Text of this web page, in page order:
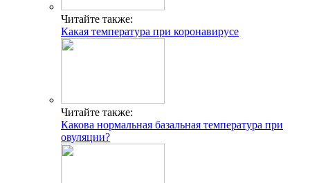
Читайте также:
Какая температура при коронавирусе
Читайте также:
Какова нормальная базальная температура при
овуляции?